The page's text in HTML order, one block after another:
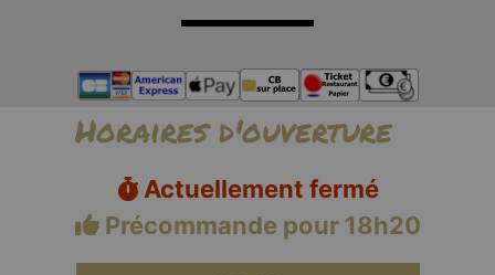
Horaires d'ouverture
Actuellement fermé
Précommande pour 18h20